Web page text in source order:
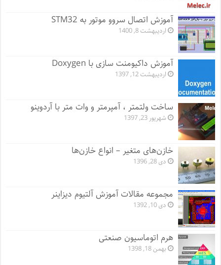
آموزش اتصال سروو موتور به STM32
اردیبهشت 8, 1400
آموزش داکیومنت سازی با Doxygen
اردیبهشت 12, 1397
ساخت ولتمتر ، آمپرمتر و وات متر با آردوینو
شهریور 23, 1397
خازن‌های متغیر – انواع خازن‌ها
دی 28, 1396
مجموعه مقالات آموزش آلتیوم دیزاینر
دی 10, 1392
هرم اتوماسیون صنعتی
بهمن 18, 1398